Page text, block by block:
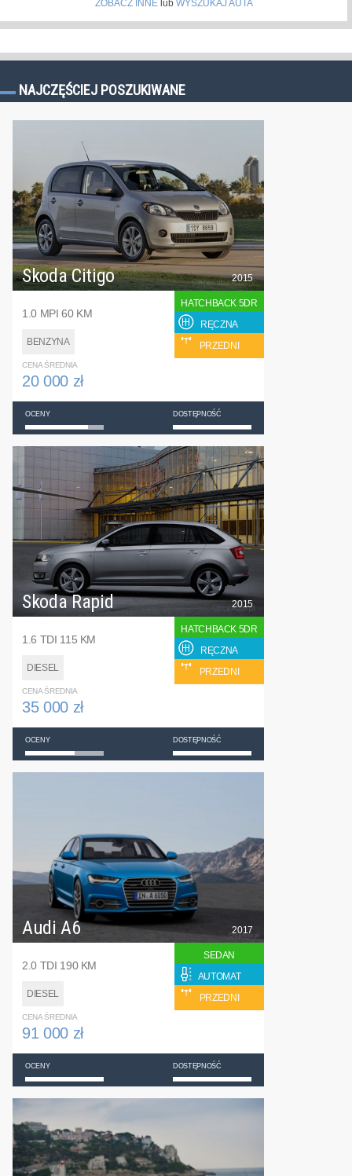
ZOBACZ INNElub WYSZUKAJ AUTA
NAJCZĘŚCIEJ POSZUKIWANE
Skoda Citigo
1.0 MPI 60 KM
BENZYNA
2015
HATCHBACK 5DR
RĘCZNA
PRZEDNI
CENA ŚREDNIA
20 000 zł
OCENY DOSTĘPNOŚĆ
Skoda Rapid
1.6 TDI 115 KM
DIESEL
2015
HATCHBACK 5DR
RĘCZNA
PRZEDNI
CENA ŚREDNIA
35 000 zł
OCENY DOSTĘPNOŚĆ
Audi A6
2.0 TDI 190 KM
DIESEL
2017
SEDAN
AUTOMAT
PRZEDNI
CENA ŚREDNIA
91 000 zł
OCENY DOSTĘPNOŚĆ